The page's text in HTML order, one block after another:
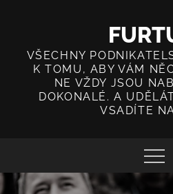
content
VŠECHNY
K TOMU, ABY VÁM
NE VŽDY JSOU
DOKONALÉ. A
VSADÍTE